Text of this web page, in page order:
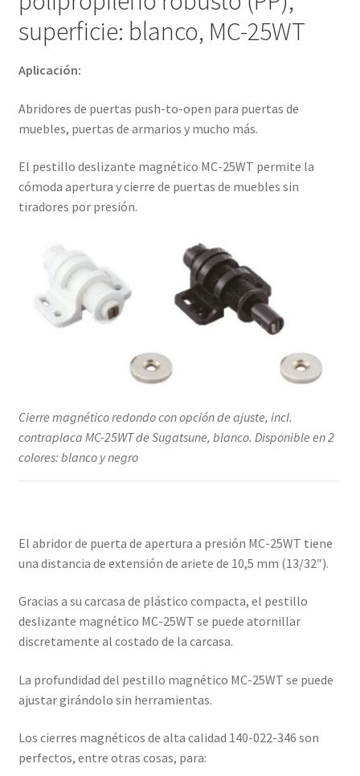
superficie: blanco, MC-25WT
Aplicación:
Abridores de puertas push-to-open para puertas de
muebles, puertas de armarios y mucho más.
El pestillo deslizante magnético MC-25WT permite la
cómoda apertura y cierre de puertas de muebles sin
tiradores por presión.
Cierre magnético redondo con opción de ajuste, incl.
contraplaca MC-25WT de Sugatsune, blanco. Disponible en 2
colores: blanco y negro
El abridor de puerta de apertura a presión MC-25WT tiene
una distancia de extensión de ariete de 10,5 mm (13/32″).
Gracias a su carcasa de plástico compacta, el pestillo
deslizante magnético MC-25WT se puede atornillar
discretamente al costado de la carcasa.
La profundidad del pestillo magnético MC-25WT se puede
ajustar girándolo sin herramientas.
Los cierres magnéticos de alta calidad 140-022-346 son
perfectos, entre otras cosas, para: